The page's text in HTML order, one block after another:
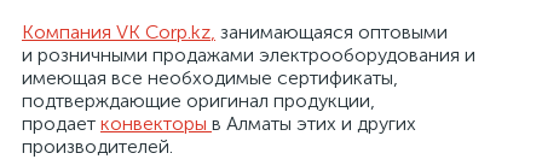
Компания VK Corp.kz, занимающаяся оптовыми
и розничными продажами электрооборудования и
имеющая все необходимые сертификаты,
подтверждающие оригинал продукции,
продает конвекторы в Алматы этих и других
производителей.